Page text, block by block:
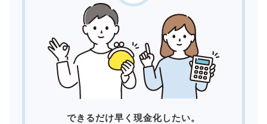
できるだけ早く現金化したい。